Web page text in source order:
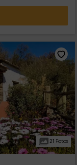
21 Fotos